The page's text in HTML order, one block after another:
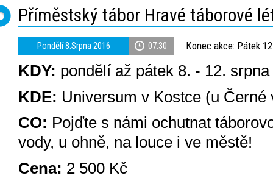
Příměstský tábor Hravé táborové
Pondělí 8.Srpna 2016 07:30 Konec akce: Pátek
KDY: pondělí až pátek 8. - 12.
KDE: Universum v Kostce (u Černé
CO: Pojďte s námi ochutnat
vody, u ohně, na louce i ve městě!
Cena: 2 500 Kč